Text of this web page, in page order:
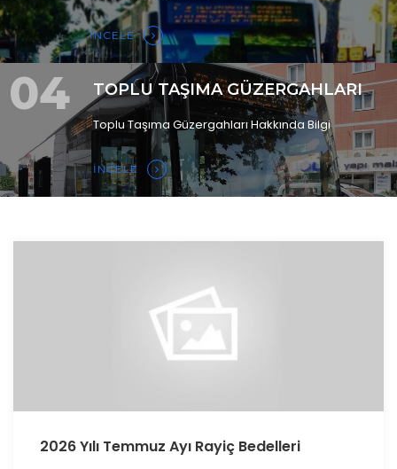
İNCELE
04 TOPLU TAŞIMA GÜZERGAHLARI
Toplu Taşıma Güzergahları Hakkında Bilgi
İNCELE
2026 Yılı Temmuz Ayı Rayiç Bedelleri